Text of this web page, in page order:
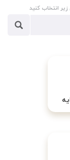
انتخاب کنید